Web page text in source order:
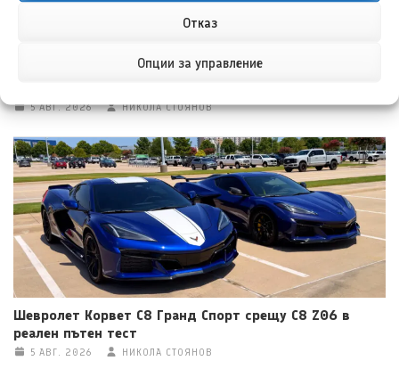
Отказ
Опции за управление
БИД Денза D9 ще предложи луксозен 7-местен ван
5 АВГ. 2026 НИКОЛА СТОЯНОВ
Шевролет Корвет C8 Гранд Спорт срещу C8 Z06 в
реален пътен тест
5 АВГ. 2026 НИКОЛА СТОЯНОВ